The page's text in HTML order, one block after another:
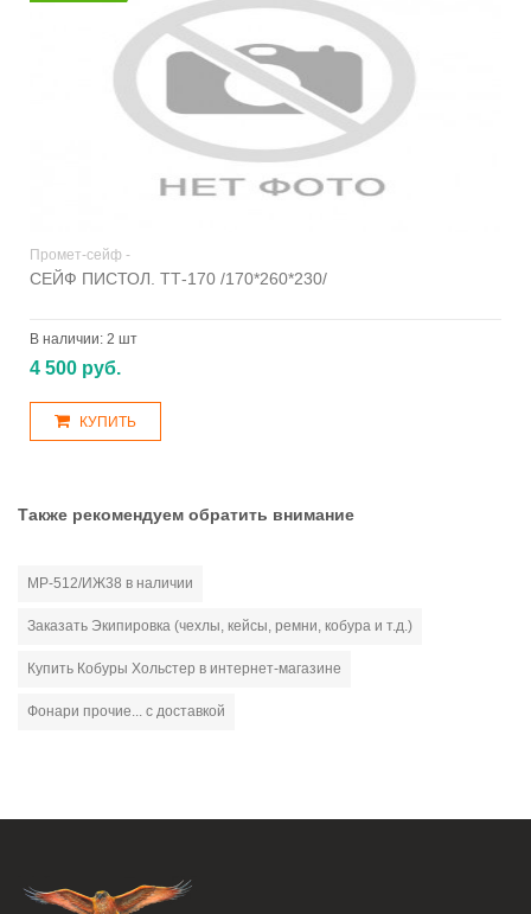
Промет-сейф -
СЕЙФ ПИСТОЛ. ТТ-170 /170*260*230/
В наличии: 2 шт
4 500 руб.
КУПИТЬ
Также рекомендуем обратить внимание
МР-512/ИЖ38 в наличии
Заказать Экипировка (чехлы, кейсы, ремни, кобура и т.д.)
Купить Кобуры Хольстер в интернет-магазине
Фонари прочие... с доставкой